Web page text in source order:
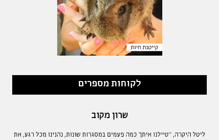
לקוחות מספרים
שרון מקוב
ליטל היקרה, "טיילנו איתך כמה פעמים במסגרות שונות, נהנינו מכל רגע, את